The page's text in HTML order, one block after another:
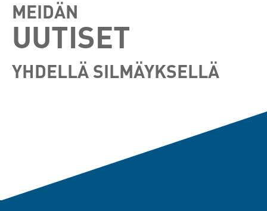
MEIDÄN
UUTISET
YHDELLÄ SILMÄYKSELLÄ